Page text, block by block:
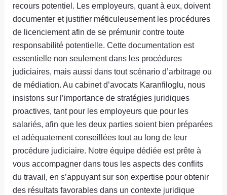
recours potentiel. Les employeurs, quant à eux, doivent
documenter et justifier méticuleusement les procédures
de licenciement afin de se prémunir contre toute
responsabilité potentielle. Cette documentation est
essentielle non seulement dans les procédures
judiciaires, mais aussi dans tout scénario d’arbitrage ou
de médiation. Au cabinet d’avocats Karanfiloglu, nous
insistons sur l’importance de stratégies juridiques
proactives, tant pour les employeurs que pour les
salariés, afin que les deux parties soient bien préparées
et adéquatement conseillées tout au long de leur
procédure judiciaire. Notre équipe dédiée est prête à
vous accompagner dans tous les aspects des conflits
du travail, en s’appuyant sur son expertise pour obtenir
des résultats favorables dans un contexte juridique